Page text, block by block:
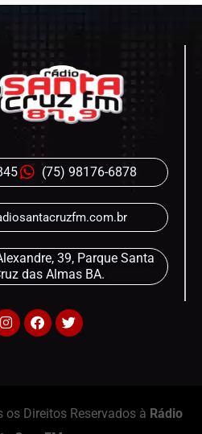
(75) 98176-6878
39, Parque Santa
das Almas BA.
Direitos Reservados à Rádio